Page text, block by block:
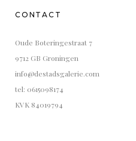
CONTACT
Oude Boteringestraat 7
9712 GB Groningen
info@destadsgalerie.com
tel: 0615098174
KVK 84019794